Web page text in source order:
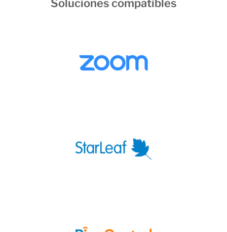
Soluciones compatibles